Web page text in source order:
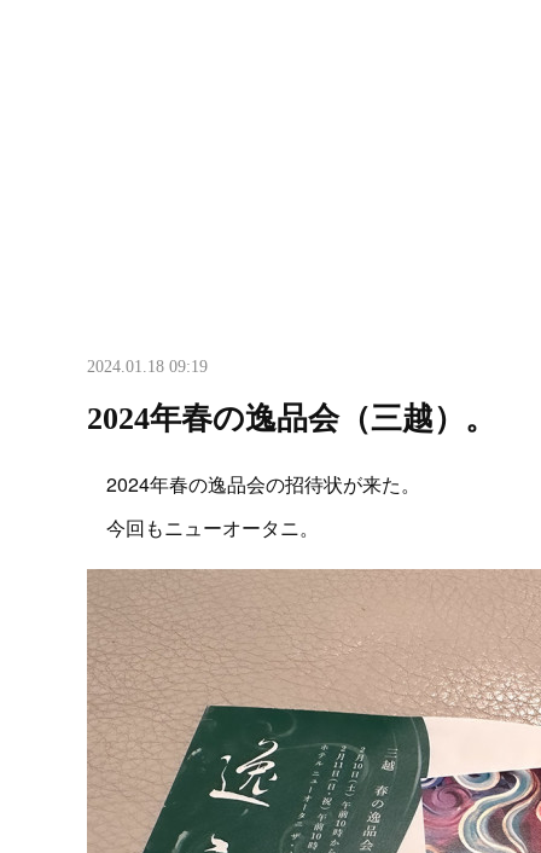
2024.01.18 09:19
2024年春の逸品会（三越）。
2024年春の逸品会の招待状が来た。
今回もニューオータニ。